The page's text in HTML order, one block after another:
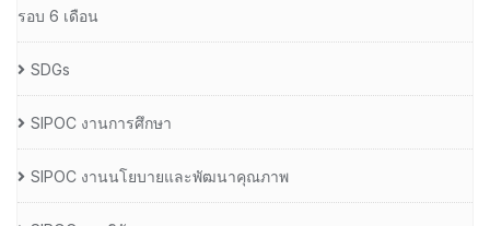
รอบ 6 เดือน
SDGs
SIPOC งานการศึกษา
SIPOC งานนโยบายและพัฒนาคุณภาพ